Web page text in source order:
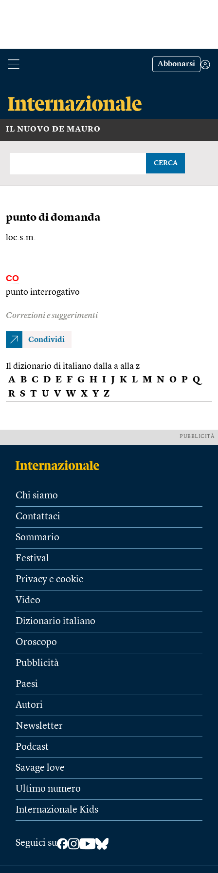
Abbonarsi
IL NUOVO DE MAURO
CERCA
punto di domanda
loc.s.m.
CO
punto interrogativo
Correzioni e suggerimenti
Condividi
Il dizionario di italiano dalla a alla z
A B C D E F G H I J K L M N O P Q
R S T U V W X Y Z
PUBBLICITÀ
Chi siamo
Contattaci
Sommario
Festival
Privacy e cookie
Video
Dizionario italiano
Oroscopo
Pubblicità
Paesi
Autori
Newsletter
Podcast
Savage love
Ultimo numero
Internazionale Kids
Seguici su